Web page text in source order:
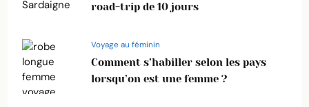
road-trip de 10 jours
Voyage au féminin
Comment s’habiller selon les pays
lorsqu’on est une femme ?